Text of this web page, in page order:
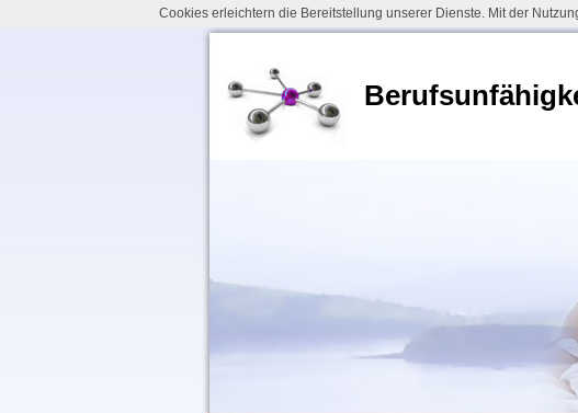
Cookies erleichtern die Bereitstellung unserer Dienste. Mit der